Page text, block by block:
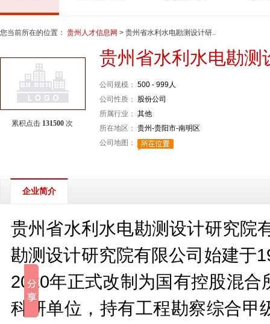
您当前所在的位置： 贵州人才信息网 > 贵州省水利水电勘测设计研..
累积点击 131500 次
贵州省水利水电勘测
公司规模： 500 - 999人
公司性质：
股份公司
所属行业： 其他
所在地区： 贵州-贵阳市-南明区
公司地图：
企业简介
贵州省水利水电勘测设计研究院
勘测设计研究院有限公司始建于
2020年正式改制为国有控股混
科研单位，持有工程勘察综合甲